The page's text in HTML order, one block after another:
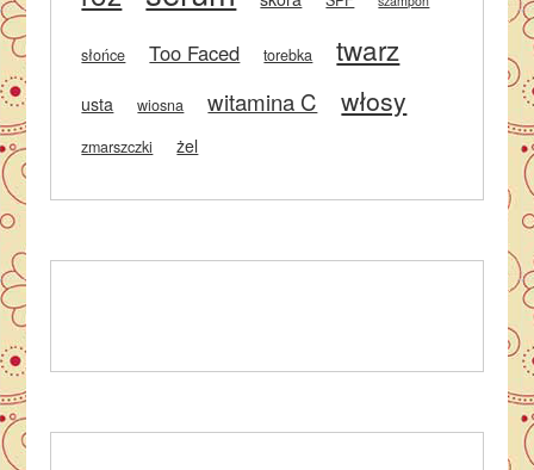
słońce Too Faced torebka twarz
usta wiosna witamina C włosy
zmarszczki żel